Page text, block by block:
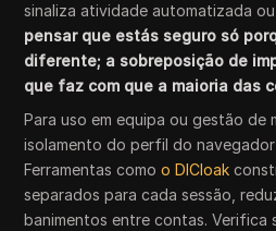
sinaliza atividade automatizada
pensar que estás seguro só
diferente; a sobreposição de
que faz com que a maioria das
Para uso em equipa ou gestão de
isolamento do perfil do
Ferramentas comoo DICloak
separados para cada sessão,
banimentos entre contas. Verifica